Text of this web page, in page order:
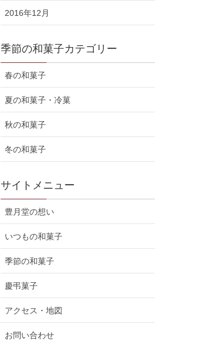
2016年12月
季節の和菓子カテゴリー
春の和菓子
夏の和菓子・冷菓
秋の和菓子
冬の和菓子
サイトメニュー
豊月堂の想い
いつもの和菓子
季節の和菓子
慶弔菓子
アクセス・地図
お問い合わせ